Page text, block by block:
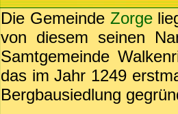
Die Gemeinde Zorge
von diesem seinen
Samtgemeinde
das im Jahr 1249
Bergbausiedlung